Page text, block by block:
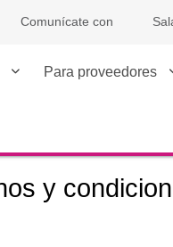
Comunícate con
Para proveedores
y